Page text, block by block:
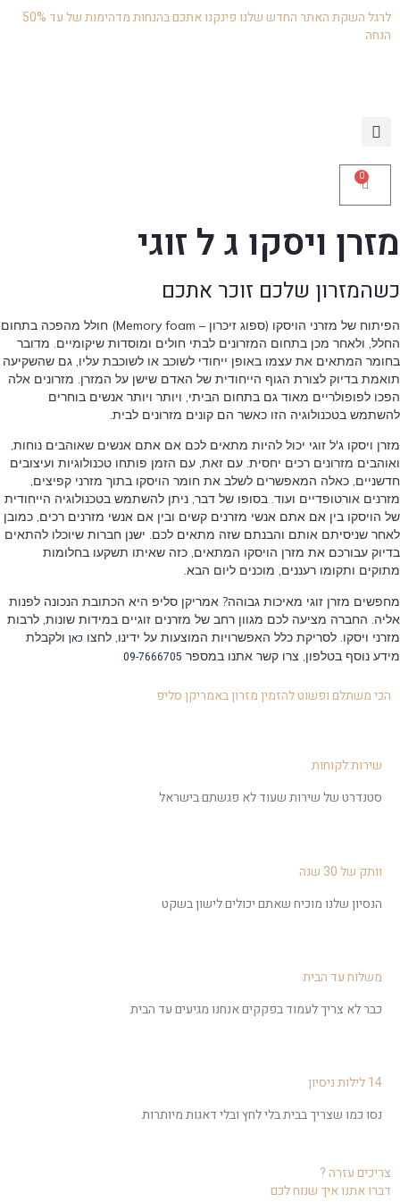
לרגל השקת האתר החדש שלנו פינקנו אתכם בהנחות מדהימות של עד 50%
הנחה
0
מזרן ויסקו ג ל זוגי
כשהמזרון שלכם זוכר אתכם
הפיתוח של מזרני הויסקו (ספוג זיכרון – Memory foam) חולל מהפכה בתחום
החלל, ולאחר מכן בתחום המזרונים לבתי חולים ומוסדות שיקומיים. מדובר
בחומר המתאים את עצמו באופן ייחודי לשוכב או לשוכבת עליו, גם שהשקיעה
תואמת בדיוק לצורת הגוף הייחודית של האדם שישן על המזרן. מזרונים אלה
הפכו לפופולריים מאוד גם בתחום הביתי, ויותר ויותר אנשים בוחרים
להשתמש בטכנולוגיה הזו כאשר הם קונים מזרונים לבית.
מזרן ויסקו ג'ל זוגי יכול להיות מתאים לכם אם אתם אנשים שאוהבים נוחות,
ואוהבים מזרונים רכים יחסית. עם זאת, עם הזמן פותחו טכנולוגיות ועיצובים
חדשניים, כאלה המאפשרים לשלב את חומר הויסקו בתוך מזרני קפיצים,
מזרנים אורטופדיים ועוד. בסופו של דבר, ניתן להשתמש בטכנולוגיה הייחודית
של הויסקו בין אם אתם אנשי מזרנים קשים ובין אם אנשי מזרנים רכים, כמובן
לאחר שניסיתם אותם והבנתם שזה מתאים לכם. ישנן חברות שיוכלו להתאים
בדיוק עבורכם את מזרן הויסקו המתאים, כזה שאיתו תשקעו בחלומות
מתוקים ותקומו רעננים, מוכנים ליום הבא.
מחפשים מזרן זוגי מאיכות גבוהה? אמריקן סליפ היא הכתובת הנכונה לפנות
אליה. החברה מציעה לכם מגוון רחב של מזרנים זוגיים במידות שונות, לרבות
מזרני ויסקו. לסריקת כלל האפשרויות המוצעות על ידינו, לחצו כאן ולקבלת
מידע נוסף בטלפון, צרו קשר אתנו במספר 09-7666705
הכי משתלם ופשוט להזמין מזרון באמריקן סליפ
שירות לקוחות
סטנדרט של שירות שעוד לא פגשתם בישראל
וותק של 30 שנה
הנסיון שלנו מוכיח שאתם יכולים לישון בשקט
משלוח עד הבית
כבר לא צריך לעמוד בפקקים אנחנו מגיעים עד הבית
14 לילות ניסיון
נסו כמו שצריך בבית בלי לחץ ובלי דאגות מיותרות
צריכים עזרה ?
דברו אתנו איך שנוח לכם